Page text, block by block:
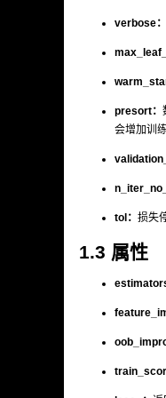
verbose：
presort：
会增加训
tol： 损失
1.3 属性